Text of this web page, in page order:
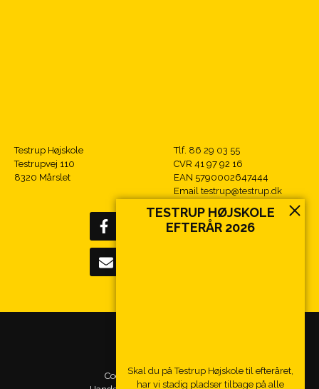
Testrup Højskole
Testrupvej 110
8320 Mårslet
Tlf. 86 29 03 55
CVR 41 97 92 16
EAN 5790002647444
Email testrup@testrup.dk
Cookie- og privatlivspolitik
TESTRUP HØJSKOLE
EFTERÅR 2026
Skal du på Testrup Højskole til efteråret,
har vi stadig pladser tilbage på alle